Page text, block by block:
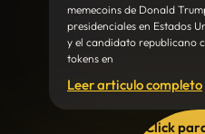
memecoins de Donald
presidenciales en Estados
y el candidato republicano
tokens en
Leer articulo completo
Click